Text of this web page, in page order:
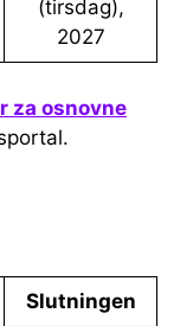
(tirsdag),
2027
za osnovne
Slutningen